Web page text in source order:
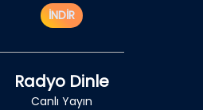
İNDİR
Radyo Dinle
Canlı Yayın